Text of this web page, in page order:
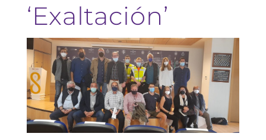
‘Exaltación’